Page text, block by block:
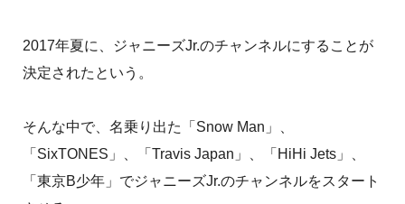
2017年夏に、ジャニーズJr.のチャンネルにすることが
決定されたという。
そんな中で、名乗り出た「Snow Man」、
「SixTONES」、「Travis Japan」、「HiHi Jets」、
「東京B少年」でジャニーズJr.のチャンネルをスタート